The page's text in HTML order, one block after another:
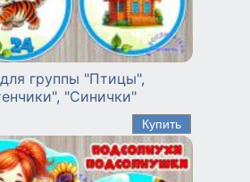
группы "Птицы",
"Синички"